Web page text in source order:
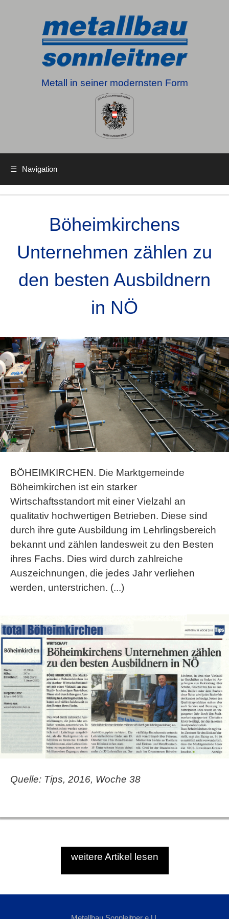
Metall in seiner modernsten Form
☰ Navigation
Böheimkirchens
Unternehmen zählen zu
den besten Ausbildnern
in NÖ
BÖHEIMKIRCHEN. Die Marktgemeinde
Böheimkirchen ist ein starker
Wirtschaftsstandort mit einer Vielzahl an
qualitativ hochwertigen Betrieben. Diese sind
durch ihre gute Ausbildung im Lehrlingsbereich
bekannt und zählen landesweit zu den Besten
ihres Fachs. Dies wird durch zahlreiche
Auszeichnungen, die jedes Jahr verliehen
werden, unterstrichen. (...)
Quelle: Tips, 2016, Woche 38
weitere Artikel lesen